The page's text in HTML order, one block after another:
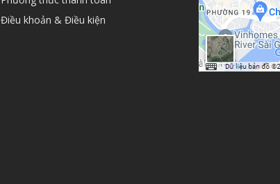
Điều khoản & Điều kiện